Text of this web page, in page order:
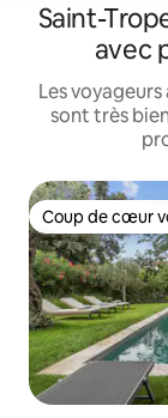
Saint-
avec
Les
sont très
Coup de cœur
Coup de cœur